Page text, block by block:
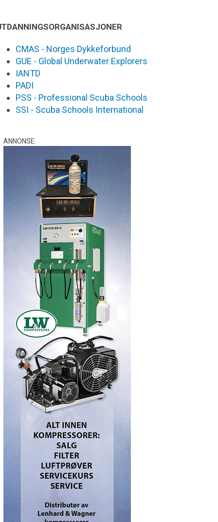
CMAS - Norges Dykkeforbund
GUE - Global Underwater Explorers
IANTD
PADI
PSS - Professional Scuba Schools
SSI - Scuba Schools International
ANNONSE: